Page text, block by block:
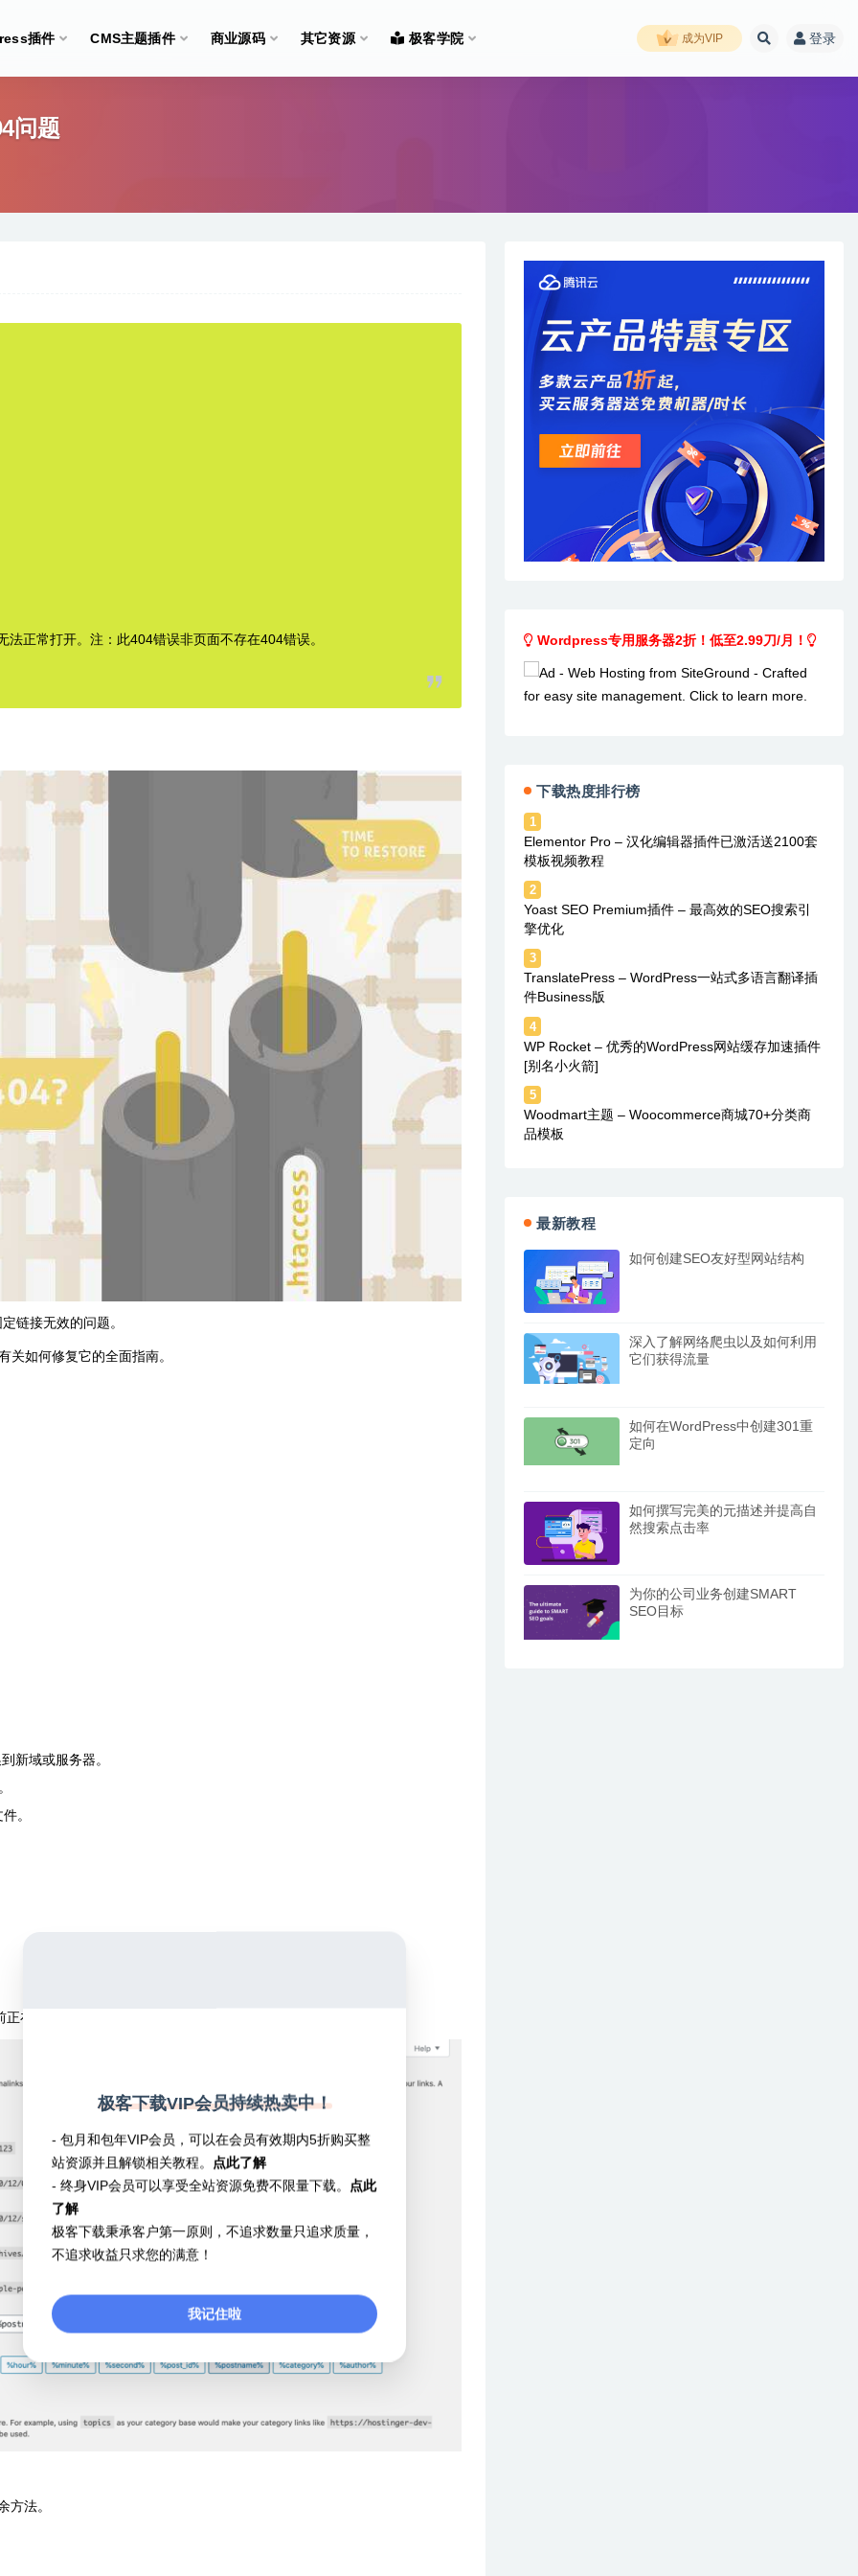
插件 CMS主题插件 商业源码 其它资源 极客学院 成为VIP 登录
问题
正常打开。注：此404错误非页面不存在404错误。
链接无效的问题。
如何修复它的全面指南。
新域或服务器。
。
在使用
方法。
Wordpress专用服务器2折！低至2.99刀/月！
下载热度排行榜
1
Elementor Pro – 汉化编辑器插件已激活送2100套
模板视频教程
2
Yoast SEO Premium插件 – 最高效的SEO搜索引
擎优化
3
TranslatePress – WordPress一站式多语言翻译插
件Business版
4
WP Rocket – 优秀的WordPress网站缓存加速插件
[别名小火箭]
5
Woodmart主题 – Woocommerce商城70+分类商
品模板
最新教程
如何创建SEO友好型网站结构
深入了解网络爬虫以及如何利用
它们获得流量
如何在WordPress中创建301重
定向
如何撰写完美的元描述并提高自
然搜索点击率
为你的公司业务创建SMART
SEO目标
极客下载VIP会员持续热卖中！
- 包月和包年VIP会员，可以在会员有效期内5折购买整
站资源并且解锁相关教程。 点此了解
- 终身VIP会员可以享受全站资源免费不限量下载。 点此
了解
极客下载秉承客户第一原则，不追求数量只追求质量，
不追求收益只求您的满意！
我记住啦